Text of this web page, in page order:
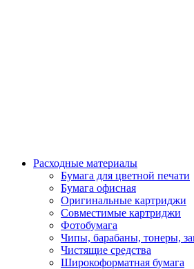
Расходные материалы
Бумага для цветной печати
Бумага офисная
Оригинальные картриджи
Совместимые картриджи
Фотобумага
Чипы, барабаны, тонеры,
Чистящие средства
Широкоформатная бумага